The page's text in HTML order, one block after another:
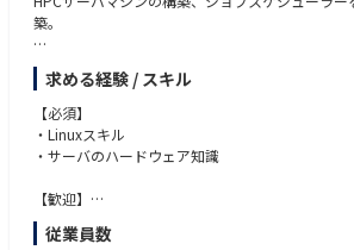
・社内システムのデータ統合に向けた設計・実装
・データ統合のための内製開発
・セキュリティポリシーに準拠したアクセス制御
③ビジネス課題解決
・社内業務プロセス改革チームとの協業
・各部署でのユースケース発掘
【仕事の進め方】
築。
【具体的な業務内容】
Linuxベースのサーバ構築
ジョブスケジューラ（PBS,GRIDENGINE)による
テム構築
オーケストレーションツール（Kubernetes)による
DXプラットフォーム部方針
求める経験 / スキル
【必須】
・Linuxスキル
・サーバのハードウェア知識
【歓迎】
・GPUのハンドリング
・Dockerコンテナをハンドリングできる技術
従業員数